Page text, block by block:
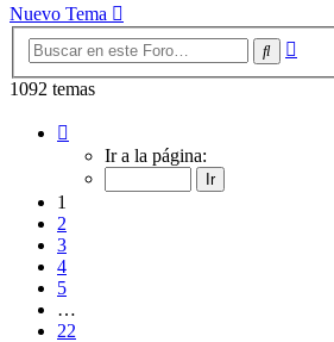
Nuevo Tema
Buscar
1092 temas
Ir a la página:
1
2
3
4
5
…
22